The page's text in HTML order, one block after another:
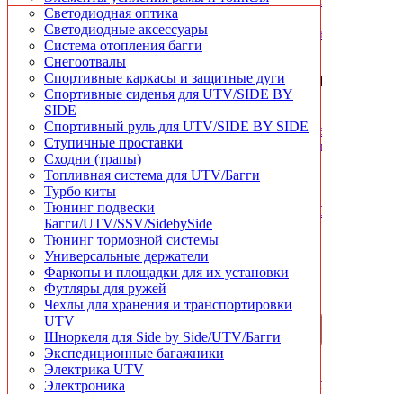
Чехлы для хранения и транспортировки
Шноркеля для квадроциклов
Светодиодная оптика
Светодиодные аксессуары
Система отопления багги
Снегоотвалы
Спортивные каркасы и защитные дуги
Спортивные сиденья для UTV/SIDE BY
SIDE
Спортивный руль для UTV/SIDE BY SIDE
Ступичные проставки
Сходни (трапы)
Топливная система для UTV/Багги
Турбо киты
Тюнинг подвески
Багги/UTV/SSV/SidebySide
Тюнинг тормозной системы
Универсальные держатели
Фаркопы и площадки для их установки
Футляры для ружей
Чехлы для хранения и транспортировки
UTV
Шноркеля для Side by Side/UTV/Багги
Экспедиционные багажники
Электрика UTV
Электроника
БЫСТРЫЙ
ПРОСМОТР
установочная
площадка
для
отвала
Honda
Rancher420
2
500
руб.
корзину
БЫСТРЫЙ
ПРОСМОТР
установочная
площадка
отвала
Rincon680
2
500
руб.
корзину
БЫСТРЫЙ
ПРОСМОТР
установочная
отвала
2
руб.
корзину
БЫСТРЫЙ
ПРОСМОТР
установочная
площадка
MXU500
руб.
корзину